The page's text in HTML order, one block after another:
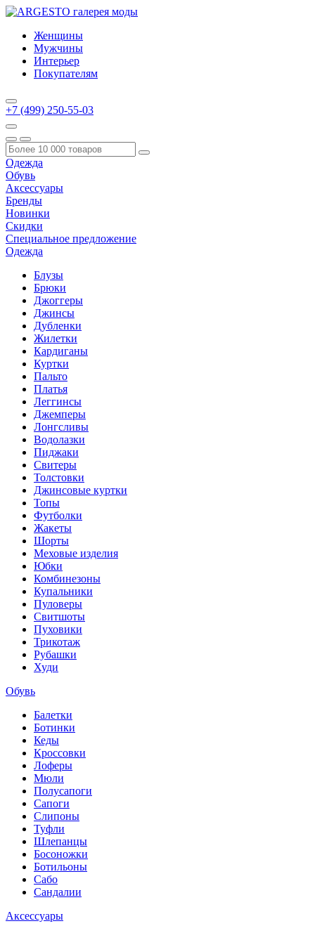
Женщины
Мужчины
Интерьер
Покупателям
+7 (499) 250-55-03
Одежда
Обувь
Аксессуары
Бренды
Новинки
Скидки
Специальное предложение
Одежда
Блузы
Брюки
Джоггеры
Джинсы
Дубленки
Жилетки
Кардиганы
Куртки
Пальто
Платья
Леггинсы
Джемперы
Лонгсливы
Водолазки
Пиджаки
Свитеры
Толстовки
Джинсовые куртки
Топы
Футболки
Жакеты
Шорты
Меховые изделия
Юбки
Комбинезоны
Купальники
Пуловеры
Свитшоты
Пуховики
Трикотаж
Рубашки
Худи
Обувь
Балетки
Ботинки
Кеды
Кроссовки
Лоферы
Мюли
Полусапоги
Сапоги
Слипоны
Туфли
Шлепанцы
Босоножки
Ботильоны
Сабо
Сандалии
Аксессуары